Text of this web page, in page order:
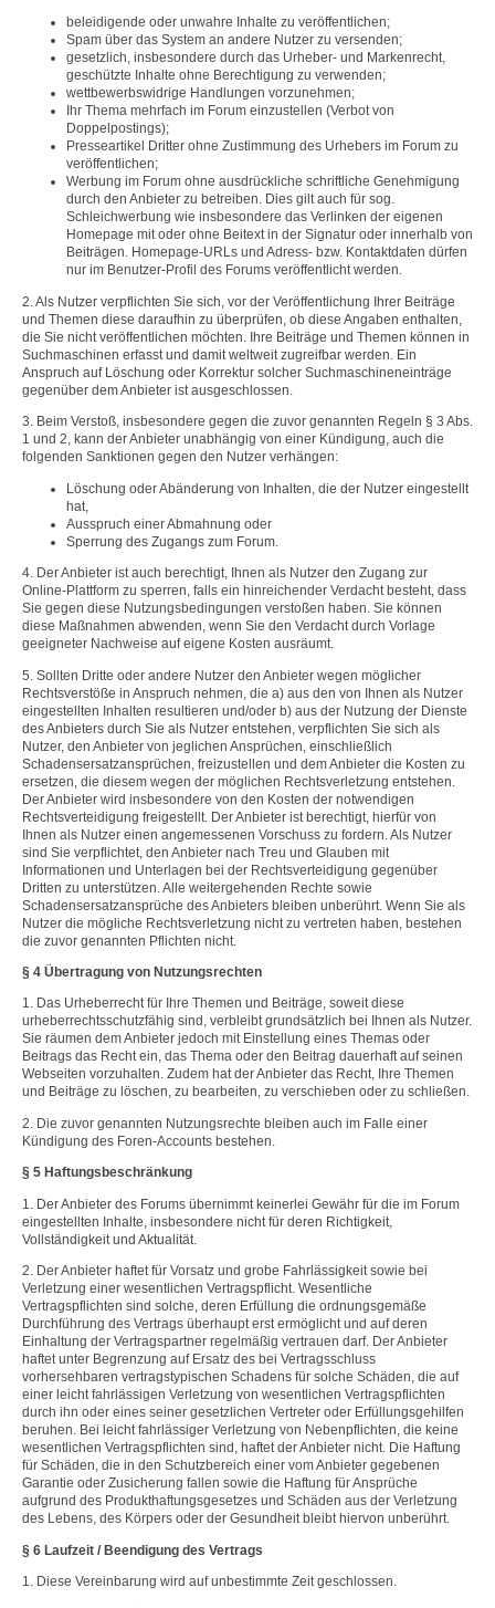
beleidigende oder unwahre Inhalte zu veröffentlichen;
Spam über das System an andere Nutzer zu versenden;
gesetzlich, insbesondere durch das Urheber- und Markenrecht,
geschützte Inhalte ohne Berechtigung zu verwenden;
wettbewerbswidrige Handlungen vorzunehmen;
Ihr Thema mehrfach im Forum einzustellen (Verbot von
Doppelpostings);
Presseartikel Dritter ohne Zustimmung des Urhebers im Forum zu
veröffentlichen;
Werbung im Forum ohne ausdrückliche schriftliche Genehmigung
durch den Anbieter zu betreiben. Dies gilt auch für sog.
Schleichwerbung wie insbesondere das Verlinken der eigenen
Homepage mit oder ohne Beitext in der Signatur oder innerhalb von
Beiträgen. Homepage-URLs und Adress- bzw. Kontaktdaten dürfen
nur im Benutzer-Profil des Forums veröffentlicht werden.
2. Als Nutzer verpflichten Sie sich, vor der Veröffentlichung Ihrer Beiträge
und Themen diese daraufhin zu überprüfen, ob diese Angaben enthalten,
die Sie nicht veröffentlichen möchten. Ihre Beiträge und Themen können in
Suchmaschinen erfasst und damit weltweit zugreifbar werden. Ein
Anspruch auf Löschung oder Korrektur solcher Suchmaschineneinträge
gegenüber dem Anbieter ist ausgeschlossen.
3. Beim Verstoß, insbesondere gegen die zuvor genannten Regeln § 3 Abs.
1 und 2, kann der Anbieter unabhängig von einer Kündigung, auch die
folgenden Sanktionen gegen den Nutzer verhängen:
Löschung oder Abänderung von Inhalten, die der Nutzer eingestellt
hat,
Ausspruch einer Abmahnung oder
Sperrung des Zugangs zum Forum.
4. Der Anbieter ist auch berechtigt, Ihnen als Nutzer den Zugang zur
Online-Plattform zu sperren, falls ein hinreichender Verdacht besteht, dass
Sie gegen diese Nutzungsbedingungen verstoßen haben. Sie können
diese Maßnahmen abwenden, wenn Sie den Verdacht durch Vorlage
geeigneter Nachweise auf eigene Kosten ausräumt.
5. Sollten Dritte oder andere Nutzer den Anbieter wegen möglicher
Rechtsverstöße in Anspruch nehmen, die a) aus den von Ihnen als Nutzer
eingestellten Inhalten resultieren und/oder b) aus der Nutzung der Dienste
des Anbieters durch Sie als Nutzer entstehen, verpflichten Sie sich als
Nutzer, den Anbieter von jeglichen Ansprüchen, einschließlich
Schadensersatzansprüchen, freizustellen und dem Anbieter die Kosten zu
ersetzen, die diesem wegen der möglichen Rechtsverletzung entstehen.
Der Anbieter wird insbesondere von den Kosten der notwendigen
Rechtsverteidigung freigestellt. Der Anbieter ist berechtigt, hierfür von
Ihnen als Nutzer einen angemessenen Vorschuss zu fordern. Als Nutzer
sind Sie verpflichtet, den Anbieter nach Treu und Glauben mit
Informationen und Unterlagen bei der Rechtsverteidigung gegenüber
Dritten zu unterstützen. Alle weitergehenden Rechte sowie
Schadensersatzansprüche des Anbieters bleiben unberührt. Wenn Sie als
Nutzer die mögliche Rechtsverletzung nicht zu vertreten haben, bestehen
die zuvor genannten Pflichten nicht.
§ 4 Übertragung von Nutzungsrechten
1. Das Urheberrecht für Ihre Themen und Beiträge, soweit diese
urheberrechtsschutzfähig sind, verbleibt grundsätzlich bei Ihnen als Nutzer.
Sie räumen dem Anbieter jedoch mit Einstellung eines Themas oder
Beitrags das Recht ein, das Thema oder den Beitrag dauerhaft auf seinen
Webseiten vorzuhalten. Zudem hat der Anbieter das Recht, Ihre Themen
und Beiträge zu löschen, zu bearbeiten, zu verschieben oder zu schließen.
2. Die zuvor genannten Nutzungsrechte bleiben auch im Falle einer
Kündigung des Foren-Accounts bestehen.
§ 5 Haftungsbeschränkung
1. Der Anbieter des Forums übernimmt keinerlei Gewähr für die im Forum
eingestellten Inhalte, insbesondere nicht für deren Richtigkeit,
Vollständigkeit und Aktualität.
2. Der Anbieter haftet für Vorsatz und grobe Fahrlässigkeit sowie bei
Verletzung einer wesentlichen Vertragspflicht. Wesentliche
Vertragspflichten sind solche, deren Erfüllung die ordnungsgemäße
Durchführung des Vertrags überhaupt erst ermöglicht und auf deren
Einhaltung der Vertragspartner regelmäßig vertrauen darf. Der Anbieter
haftet unter Begrenzung auf Ersatz des bei Vertragsschluss
vorhersehbaren vertragstypischen Schadens für solche Schäden, die auf
einer leicht fahrlässigen Verletzung von wesentlichen Vertragspflichten
durch ihn oder eines seiner gesetzlichen Vertreter oder Erfüllungsgehilfen
beruhen. Bei leicht fahrlässiger Verletzung von Nebenpflichten, die keine
wesentlichen Vertragspflichten sind, haftet der Anbieter nicht. Die Haftung
für Schäden, die in den Schutzbereich einer vom Anbieter gegebenen
Garantie oder Zusicherung fallen sowie die Haftung für Ansprüche
aufgrund des Produkthaftungsgesetzes und Schäden aus der Verletzung
des Lebens, des Körpers oder der Gesundheit bleibt hiervon unberührt.
§ 6 Laufzeit / Beendigung des Vertrags
1. Diese Vereinbarung wird auf unbestimmte Zeit geschlossen.